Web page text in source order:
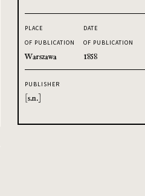
PLACE
OF PUBLICATION
Warszawa
DATE
OF PUBLICATION
1858
PUBLISHER
[s.n.]